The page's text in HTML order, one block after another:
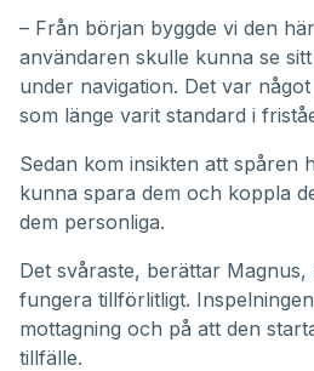
– Från början byggde vi den
användaren skulle kunna se
under navigation. Det var
som länge varit standard i
Sedan kom insikten att spåren
kunna spara dem och koppla
dem personliga.
Det svåraste, berättar
fungera tillförlitligt.
mottagning och på att den
tillfälle.